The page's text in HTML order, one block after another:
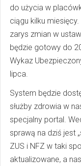
do użycia w
ciągu kilku
zarys zmian w
będzie gotowy do
Wykaz
lipca.
System będzie
służby zdrowia w
specjalny portal.
sprawą na dziś jest
ZUS i NFZ w taki
aktualizowane, a